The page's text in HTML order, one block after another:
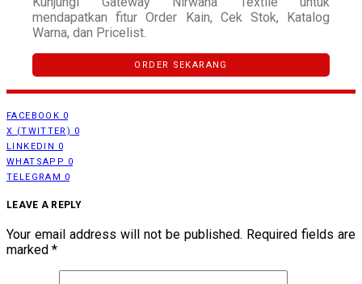
mendapatkan fitur Order Kain, Cek Stok, Katalog
Warna, dan Pricelist.
ORDER SEKARANG
FACEBOOK 0
X (TWITTER) 0
LINKEDIN 0
WHATSAPP 0
TELEGRAM 0
LEAVE A REPLY
Your email address will not be published. Required fields are
marked *